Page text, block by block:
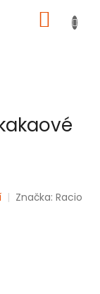
KOŠÍK
Značka: Racio